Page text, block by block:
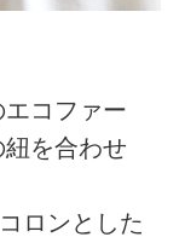
コファー
を合わせ
ロンとした